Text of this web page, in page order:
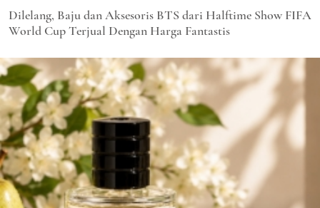
Dilelang, Baju dan Aksesoris BTS dari Halftime Show FIFA
World Cup Terjual Dengan Harga Fantastis